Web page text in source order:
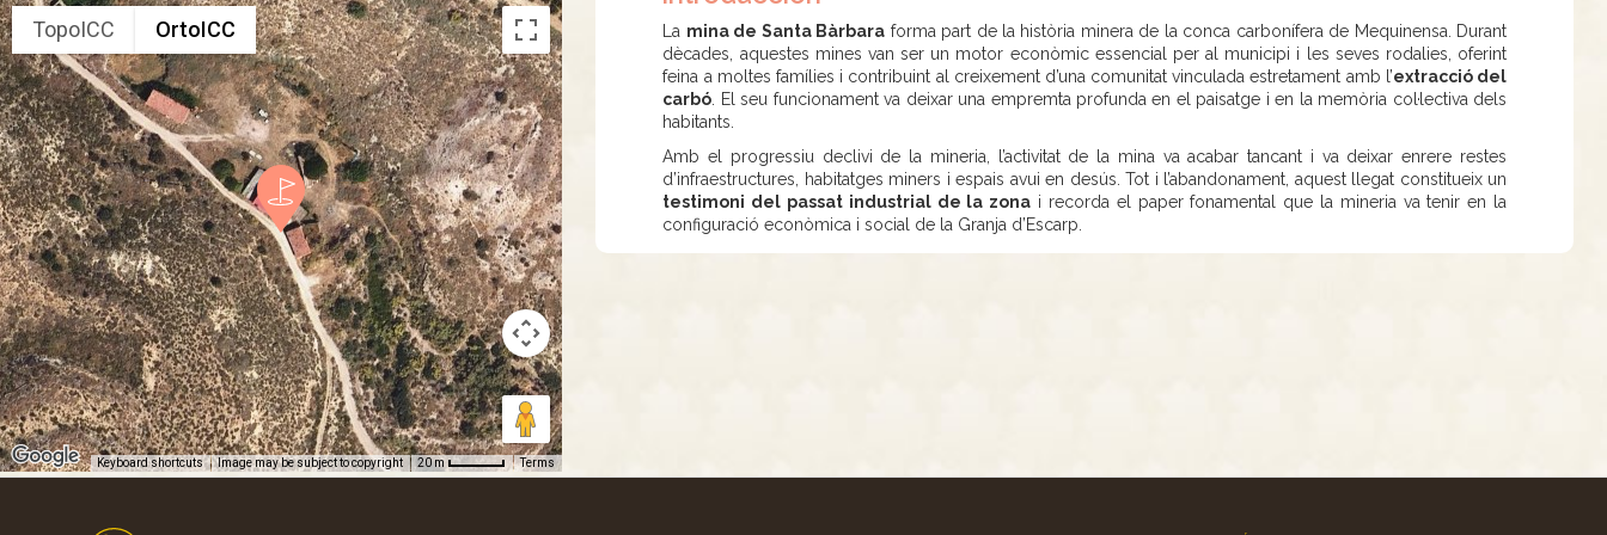
TopoICC OrtoICC
Keyboard shortcuts Image may be subject to copyright 20 m Terms
La mina de Santa Bàrbara forma part de la història minera de la conca carbonífera de Mequinensa. Durant
dècades, aquestes mines van ser un motor econòmic essencial per al municipi i les seves rodalies, oferint
feina a moltes famílies i contribuint al creixement d’una comunitat vinculada estretament amb l’extracció del
carbó . El seu funcionament va deixar una empremta profunda en el paisatge i en la memòria col·lectiva dels
habitants.
Amb el progressiu declivi de la mineria, l’activitat de la mina va acabar tancant i va deixar enrere restes
d’infraestructures, habitatges miners i espais avui en desús. Tot i l’abandonament, aquest llegat constitueix un
testimoni del passat industrial de la zona i recorda el paper fonamental que la mineria va tenir en la
configuració econòmica i social de la Granja d’Escarp.